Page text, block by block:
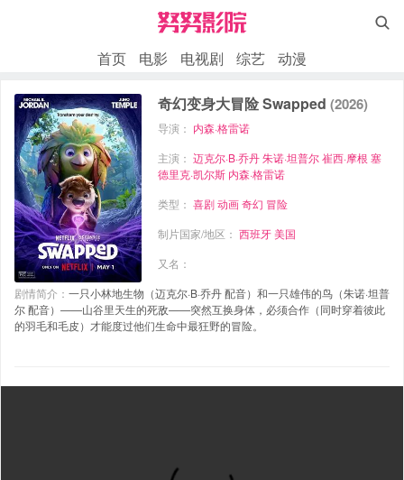

首页 电影 电视剧 综艺 动漫
奇幻变身大冒险 Swapped(2026)
导演： 内森·格雷诺
主演：迈克尔·B·乔丹 朱诺·坦普尔 崔西·摩根 塞
德里克·凯尔斯 内森·格雷诺
类型：喜剧 动画 奇幻 冒险
制片国家/地区：西班牙 美国
又名：
剧情简介： 一只小林地生物（迈克尔·B·乔丹 配音）和一只雄伟的鸟（朱诺·坦普
尔 配音）——山谷里天生的死敌——突然互换身体，必须合作（同时穿着彼此
的羽毛和毛皮）才能度过他们生命中最狂野的冒险。